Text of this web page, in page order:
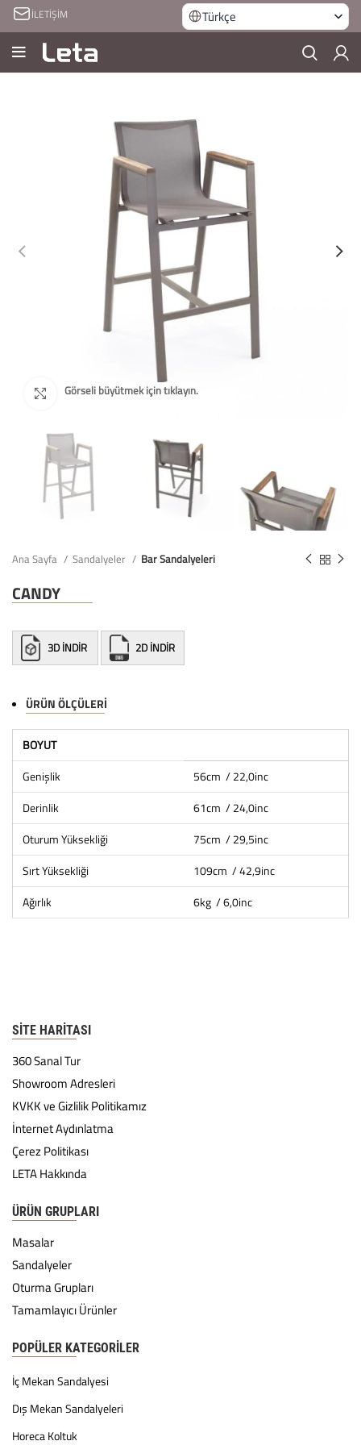
İLETİŞİM Türkçe
Ana Sayfa Sandalyeler Bar Sandalyeleri
CANDY
3D İNDİR 2D İNDİR
ÜRÜN ÖLÇÜLERI
BOYUT
Genişlik
56cm / 22,0inc
Derinlik
61cm / 24,0inc
Oturum Yüksekliği
75cm / 29,5inc
Sırt Yüksekliği
109cm / 42,9inc
Ağırlık
6kg / 6,0inc
SITE HARITASI
360 Sanal Tur
Showroom Adresleri
KVKK ve Gizlilik Politikamız
İnternet Aydınlatma
Çerez Politikası
LETA Hakkında
ÜRÜN GRUPLARI
Masalar
Sandalyeler
Oturma Grupları
Tamamlayıcı Ürünler
POPÜLER KATEGORILER
İç Mekan Sandalyesi
Dış Mekan Sandalyeleri
Horeca Koltuk